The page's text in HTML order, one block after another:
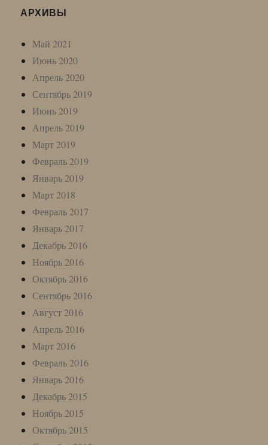
АРХИВЫ
Май 2021
Июнь 2020
Апрель 2020
Сентябрь 2019
Июнь 2019
Апрель 2019
Март 2019
Февраль 2019
Январь 2019
Март 2018
Февраль 2017
Январь 2017
Декабрь 2016
Ноябрь 2016
Октябрь 2016
Сентябрь 2016
Август 2016
Апрель 2016
Март 2016
Февраль 2016
Январь 2016
Декабрь 2015
Ноябрь 2015
Октябрь 2015